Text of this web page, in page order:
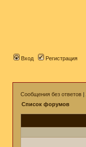
Вход Регистрация
Сообщения без ответов |
Список форумов